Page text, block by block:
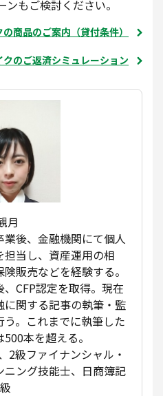
もご検討ください。
の商品のご案内（貸付条件）
クのご返済シミュレーション
月
業後、金融機関にて個人
担当し、資産運用の相
険販売などを経験する。
、CFP認定を取得。現在
に関する記事の執筆・監
う。これまでに執筆した
本を超える。
2級ファイナンシャル・
ニング技能士、日商簿記